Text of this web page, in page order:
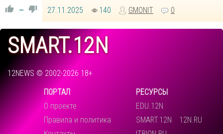
— 27.11.2025 140 GMONIT 0
SMART.12N
12NEWS © 2002-2026 18+
ПОРТАЛ
О проекте
Правила и политика
РЕСУРСЫ
EDU.12N
SMART.12N
12N.RU